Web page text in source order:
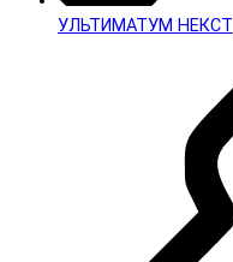
УЛЬТИМАТУМ НЕКСТ